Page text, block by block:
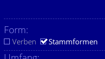
Form:
Verben Stammformen